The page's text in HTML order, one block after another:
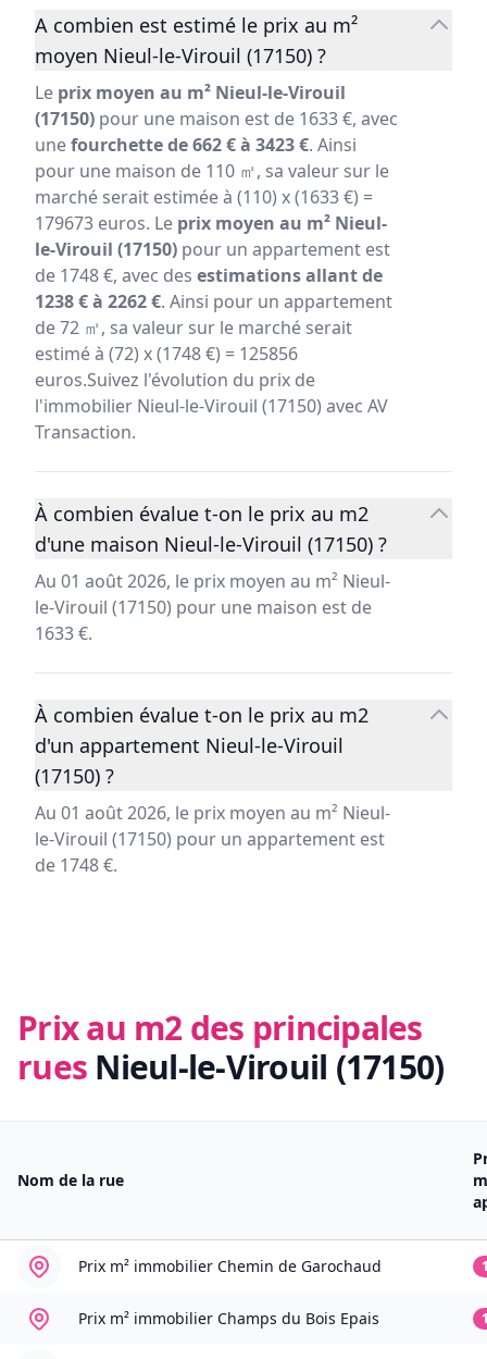
A combien est estimé le prix au m²
moyen Nieul-le-Virouil (17150) ?
Le prix moyen au m² Nieul-le-Virouil
(17150) pour une maison est de 1633 €, avec
unefourchette de 662 € à 3423 €. Ainsi
pour une maison de 110 ㎡, sa valeur sur le
marché serait estimée à (110) x (1633 €) =
179673 euros. Le prix moyen au m² Nieul-
le-Virouil (17150) pour un appartement est
de 1748 €, avec des estimations allant de
1238 € à 2262 €. Ainsi pour un appartement
de 72 ㎡, sa valeur sur le marché serait
estimé à (72) x (1748 €) = 125856
euros.Suivez l'évolution du prix de
l'immobilier Nieul-le-Virouil (17150) avec AV
Transaction.
À combien évalue t-on le prix au m2
d'une maison Nieul-le-Virouil (17150) ?
Au 01 août 2026, le prix moyen au m² Nieul-
le-Virouil (17150) pour une maison est de
1633 €.
À combien évalue t-on le prix au m2
d'un appartement Nieul-le-Virouil
(17150) ?
Au 01 août 2026, le prix moyen au m² Nieul-
le-Virouil (17150) pour un appartement est
de 1748 €.
Prix au m2 des principales
rues Nieul-le-Virouil (17150)
Nom de la rue
Prix m² immobilier Chemin de Garochaud
Prix m² immobilier Champs du Bois Epais